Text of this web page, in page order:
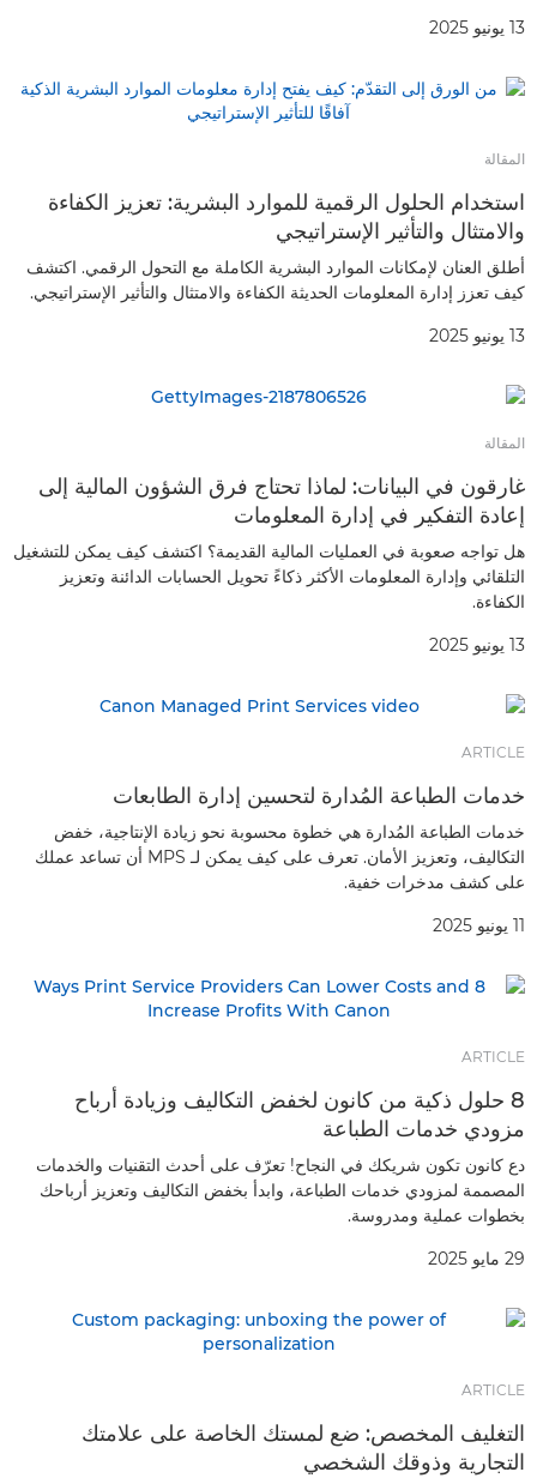
13 يونيو 2025
المقالة
استخدام الحلول الرقمية للموارد البشرية: تعزيز الكفاءة
والامتثال والتأثير الإستراتيجي
أطلق العنان لإمكانات الموارد البشرية الكاملة مع التحول الرقمي. اكتشف
كيف تعزز إدارة المعلومات الحديثة الكفاءة والامتثال والتأثير الإستراتيجي.
13 يونيو 2025
المقالة
غارقون في البيانات: لماذا تحتاج فرق الشؤون المالية إلى
إعادة التفكير في إدارة المعلومات
هل تواجه صعوبة في العمليات المالية القديمة؟ اكتشف كيف يمكن للتشغيل
التلقائي وإدارة المعلومات الأكثر ذكاءً تحويل الحسابات الدائنة وتعزيز
الكفاءة.
13 يونيو 2025
ARTICLE
خدمات الطباعة المُدارة لتحسين إدارة الطابعات
خدمات الطباعة المُدارة هي خطوة محسوبة نحو زيادة الإنتاجية، خفض
التكاليف، وتعزيز الأمان. تعرف على كيف يمكن لـ MPS أن تساعد عملك
على كشف مدخرات خفية.
11 يونيو 2025
ARTICLE
8 حلول ذكية من كانون لخفض التكاليف وزيادة أرباح
مزودي خدمات الطباعة
دع كانون تكون شريكك في النجاح! تعرّف على أحدث التقنيات والخدمات
المصممة لمزودي خدمات الطباعة، وابدأ بخفض التكاليف وتعزيز أرباحك
بخطوات عملية ومدروسة.
29 مايو 2025
ARTICLE
التغليف المخصص: ضع لمستك الخاصة على علامتك
التجارية وذوقك الشخصي